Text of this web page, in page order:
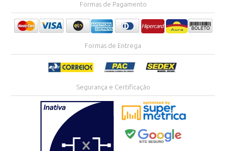
Formas de Pagamento
Formas de Entrega
Segurança e Certificação